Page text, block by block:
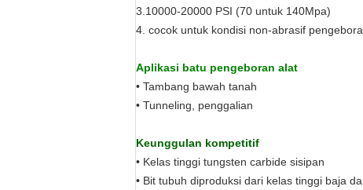
3.10000-20000 PSI (70 untuk 140Mpa)
4. cocok untuk kondisi non-abrasif
Aplikasi batu pengeboran alat
• Tambang bawah tanah
• Tunneling, penggalian
Keunggulan kompetitif
• Kelas tinggi tungsten carbide sisipan
• Bit tubuh diproduksi dari kelas tinggi baja